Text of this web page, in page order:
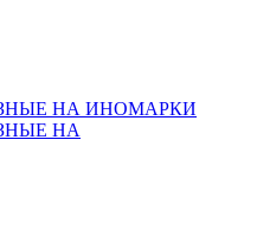
НА ИНОМАРКИ
НА